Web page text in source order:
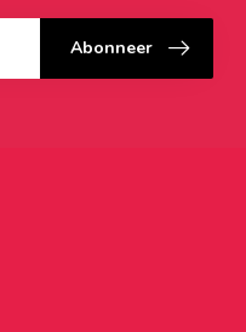
Abonneer